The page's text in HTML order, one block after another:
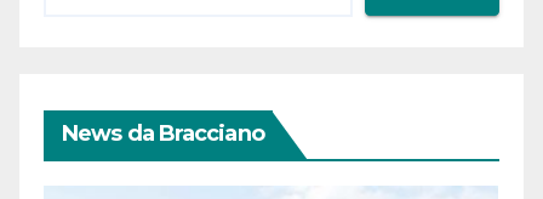
News da Bracciano